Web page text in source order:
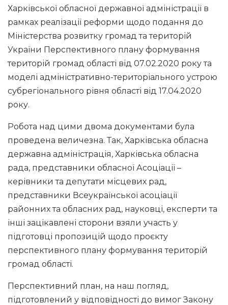
Харківської обласної державної адміністрації в
рамках реалізації реформи щодо подання до
Міністерства розвитку громад та територій
України Перспективного плану формування
територій громад області від 07.02.2020 року та
моделі адміністративно-територіального устрою
субрегіонального рівня області від 17.04.2020
року.
Робота над цими двома документами була
проведена величезна. Так, Харківська обласна
державна адміністрація, Харківська обласна
рада, представники обласної Асоціації –
керівники та депутати місцевих рад,
представники Всеукраїнської асоціації
районних та обласних рад, науковці, експерти та
інші зацікавлені сторони взяли участь у
підготовці пропозицій щодо проєкту
перспективного плану формування територій
громад області.
Перспективний план, на наш погляд,
підготовлений у відповідності до вимог Закону